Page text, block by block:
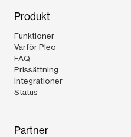
Produkt
Funktioner
Varför Pleo
FAQ
Prissättning
Integrationer
Status
Partner